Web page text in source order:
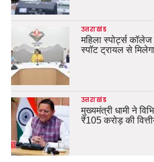
उत्तराखंड
महिला स्पोर्ट्स
स्पॉट ट्रायल से
उत्तराखंड
मुख्यमंत्री धामी ने
₹105 करोड़ की